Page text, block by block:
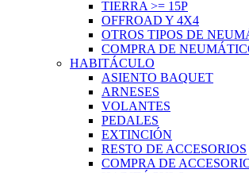
TIERRA >= 15P
OFFROAD Y 4X4
OTROS TIPOS DE
COMPRA DE
HABITÁCULO
ASIENTO BAQUET
ARNESES
VOLANTES
PEDALES
EXTINCIÓN
RESTO DE ACCESORIOS
COMPRA DE